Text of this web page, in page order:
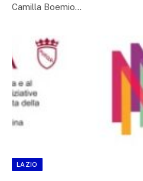
Camilla Boemio…
LAZIO